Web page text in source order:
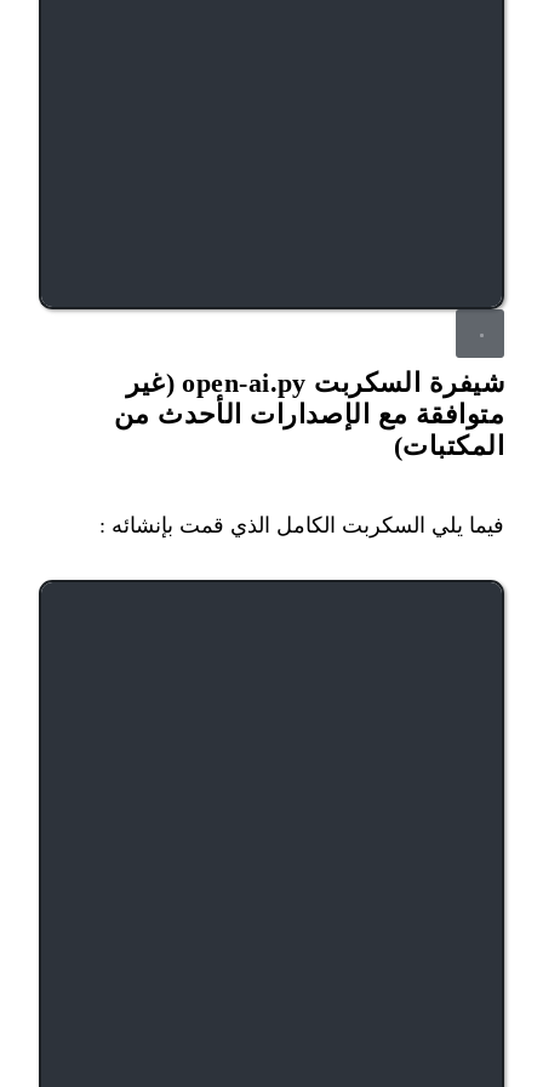
شيفرة السكربت open-ai.py (غير
متوافقة مع الإصدارات الأحدث من
المكتبات)
فيما يلي السكربت الكامل الذي قمت بإنشائه :